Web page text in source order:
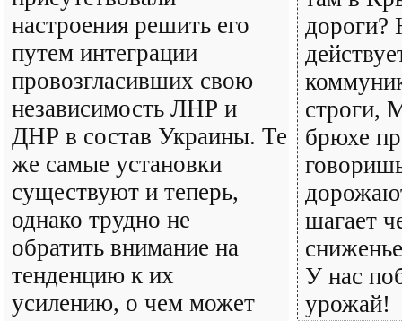
настроения решить его
путем интеграции
провозгласивших свою
независимость ЛНР и
ДНР в состав Украины. Те
же самые установки
существуют и теперь,
однако трудно не
обратить внимание на
тенденцию к их
усилению, о чем может
дороги?
строги,
брюхе
шагает
У нас
урожай!